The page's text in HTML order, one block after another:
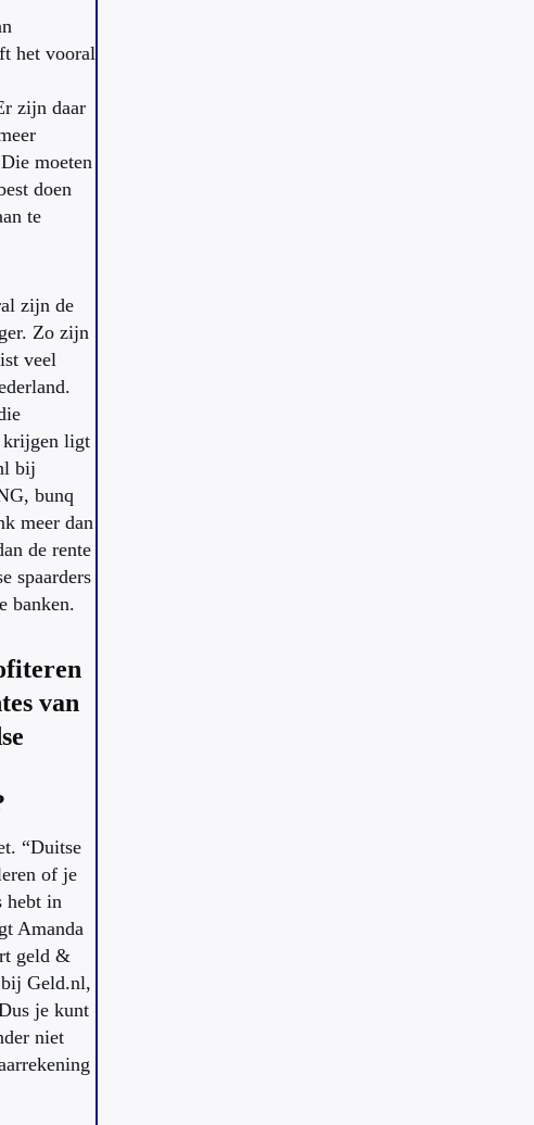
het vooral
zijn daar
moeten
doen
te
zijn de
Zo zijn
veel
krijgen ligt
bij
bunq
meer dan
de rente
spaarders
banken.
van
“Duitse
of je
hebt in
Amanda
geld &
Geld.nl,
je kunt
niet